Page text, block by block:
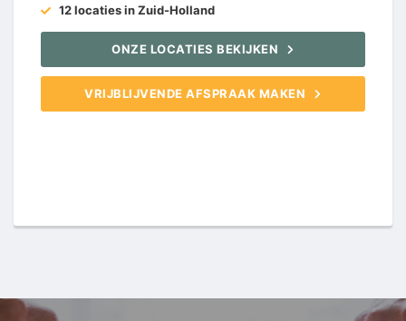
12 locaties in Zuid-Holland
ONZE LOCATIES BEKIJKEN
VRIJBLIJVENDE AFSPRAAK MAKEN